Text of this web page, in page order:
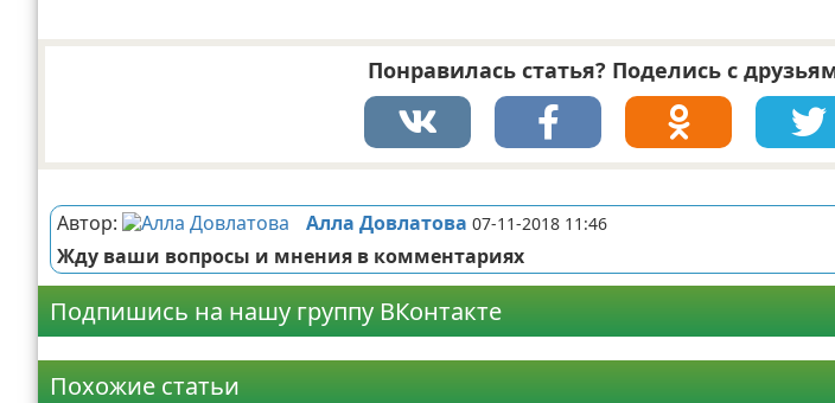
Понравилась статья? Поделись с
Автор: Алла Довлатова 07-11-2018 11:46
Жду ваши вопросы и мнения в комментариях
Подпишись на нашу группу ВКонтакте
Похожие статьи